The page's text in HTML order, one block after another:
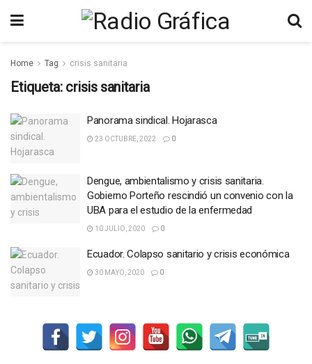
Home Tag crisis sanitaria
Etiqueta: crisis sanitaria
Panorama sindical. Hojarasca
23 OCTUBRE, 2022 0
Dengue, ambientalismo y crisis sanitaria.
Gobierno Porteño rescindió un convenio con la
UBA para el estudio de la enfermedad
10 JULIO, 2020 0
Ecuador. Colapso sanitario y crisis económica
30 MAYO, 2020 0